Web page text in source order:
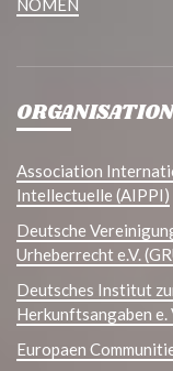
NOMEN
Association
Intellectuelle (AIPPI)
Deutsche
Urheberrecht e.V.
Deutsches Institut
Herkunftsangaben e.
Europaen